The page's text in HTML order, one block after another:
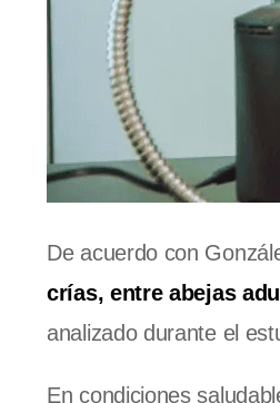
De acuerdo con
crías, entre abejas
analizado durante el
En condiciones